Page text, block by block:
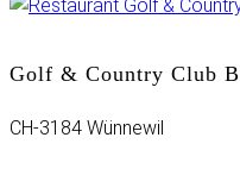
Golf & Country Club
CH-3184 Wünnewil